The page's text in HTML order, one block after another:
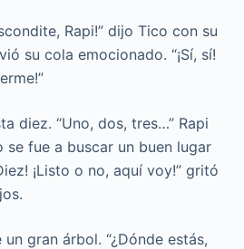
Rapi!” dijo Tico con su
su cola emocionado. “¡Sí, sí!
diez. “Uno, dos, tres…” Rapi
fue a buscar un buen lugar
¡Listo o no, aquí voy!” gritó
gran árbol. “¿Dónde estás,